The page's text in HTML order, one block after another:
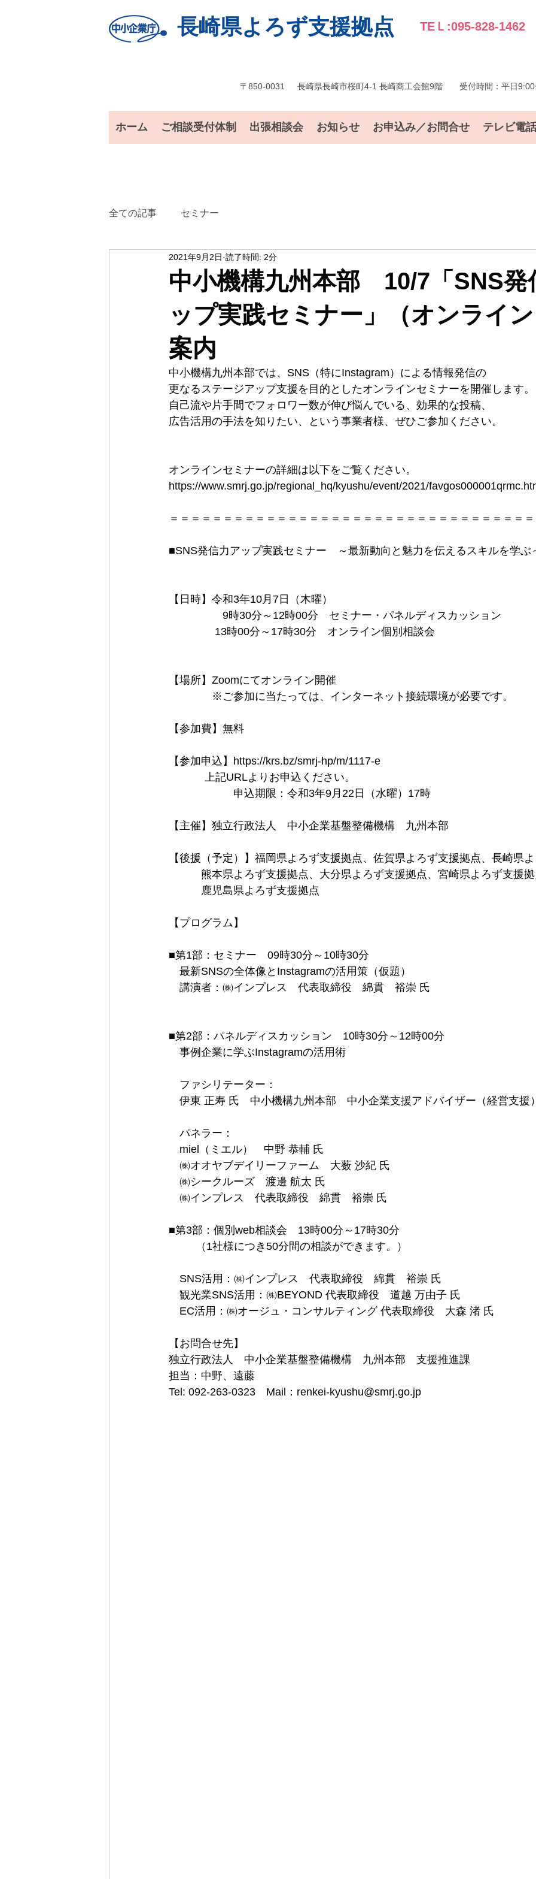
長崎県よろず支援拠点 TEＬ:095-828-1462
〒850-0031 長崎県長崎市桜町4-1 長崎商工会館9階 受付時間：平日
ホーム ご相談受付体制 出張相談会 お知らせ お申込み／お問合せ テレビ電
全ての記事 セミナー
中小機構九州本部 10/7「SNS発
ップ実践セミナー」（オンライ
案内
2021年9月2日 読了時間: 2分
中小機構九州本部では、SNS（特にInstagram）による情報発信の
更なるステージアップ支援を目的としたオンラインセミナーを開催します。
自己流や片手間でフォロワー数が伸び悩んでいる、効果的な投稿、
広告活用の手法を知りたい、という事業者様、ぜひご参加ください。
オンラインセミナーの詳細は以下をご覧ください。
https://www.smrj.go.jp/regional_hq/kyushu/event/2021/
＝＝＝＝＝＝＝＝＝＝＝＝＝＝＝＝＝＝＝＝＝＝＝＝＝＝＝＝＝＝＝＝＝
■SNS発信力アップ実践セミナー　～最新動向と魅力を伝えるスキルを学ぶ
【日時】令和3年10月7日（木曜）
9時30分～12時00分　セミナー・パネルディスカッション
13時00分～17時30分　オンライン個別相談会
【場所】Zoomにてオンライン開催
※ご参加に当たっては、インターネット接続環境が必要です。
【参加費】無料
【参加申込】https://krs.bz/smrj-hp/m/1117-e
            上記URLよりお申込ください。
申込期限：令和3年9月22日（水曜）17時
【主催】独立行政法人　中小企業基盤整備機構　九州本部
【後援（予定）】福岡県よろず支援拠点、佐賀県よろず支援拠点、長崎県
熊本県よろず支援拠点、大分県よろず支援拠点、宮崎県よろず支援拠
鹿児島県よろず支援拠点
【プログラム】
最新SNSの全体像とInstagramの活用策（仮題）
講演者：㈱インプレス　代表取締役　綿貫　裕崇 氏
事例企業に学ぶInstagramの活用術
ファシリテーター：
伊東 正寿 氏　中小機構九州本部　中小企業支援アドバイザー（経営支援
パネラー：
miel（ミエル）　中野 恭輔 氏
㈱オオヤブデイリーファーム　大薮 沙紀 氏
㈱シークルーズ　渡邊 航太 氏
㈱インプレス　代表取締役　綿貫　裕崇 氏
■第3部：個別web相談会　13時00分～17時30分
         （1社様につき50分間の相談ができます。）
SNS活用：㈱インプレス　代表取締役　綿貫　裕崇 氏
観光業SNS活用：㈱BEYOND 代表取締役　道越 万由子 氏
EC活用：㈱オージュ・コンサルティング 代表取締役　大森 渚 氏
【お問合せ先】
独立行政法人　中小企業基盤整備機構　九州本部　支援推進課
担当：中野、遠藤
Tel: 092-263-0323　Mail：renkei-kyushu@smrj.go.jp